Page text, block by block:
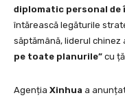
diplomatic personal de
întărească legăturile
săptămână, liderul chinez
pe toate planurile” cu
Agenția Xinhua a